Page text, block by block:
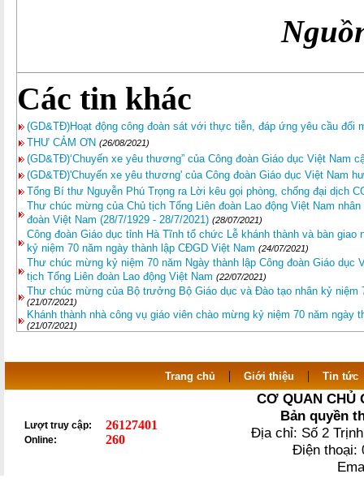
Các tin khác
(GD&TĐ)Hoạt động công đoàn sát với thực tiễn, đáp ứng yêu cầu đổi
THƯ CẢM ƠN (26/08/2021)
(GD&TĐ)‘Chuyến xe yêu thương” của Công đoàn Giáo dục Việt Nam
(GD&TĐ)'Chuyến xe yêu thương' của Công đoàn Giáo dục Việt Nam
Tổng Bí thư Nguyễn Phú Trọng ra Lời kêu gọi phòng, chống đại dịch
Thư chúc mừng của Chủ tịch Tổng Liên đoàn Lao động Việt Nam
đoàn Việt Nam (28/7/1929 - 28/7/2021) (28/07/2021)
Công đoàn Giáo dục tỉnh Hà Tĩnh tổ chức Lễ khánh thành và bàn
kỷ niệm 70 năm ngày thành lập CĐGD Việt Nam (24/07/2021)
Thư chúc mừng kỷ niệm 70 năm Ngày thành lập Công đoàn Giáo dục
tịch Tổng Liên đoàn Lao động Việt Nam (22/07/2021)
Thư chúc mừng của Bộ trưởng Bộ Giáo dục và Đào tạo nhân kỷ niệm
(21/07/2021)
Khánh thành nhà công vụ giáo viên chào mừng kỷ niệm 70 năm ngày
(21/07/2021)
Trang chủ | Giới thiệu | Tin tức
Lượt truy cập: 26127401
Online: 260
CƠ QUAN CHỦ
Bản quyền
Địa chỉ: Số 2
Điện